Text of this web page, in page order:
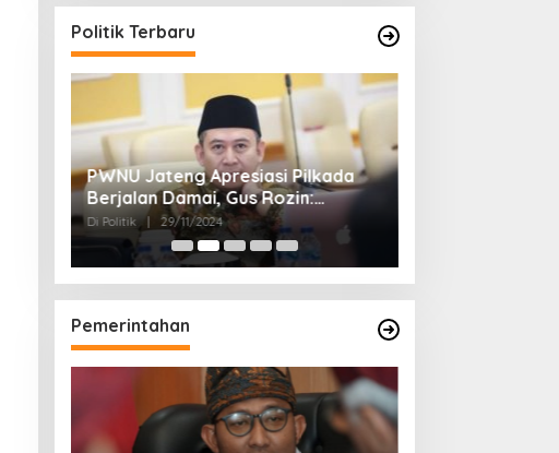
Politik Terbaru
PWNU Jateng Apresiasi Pilkada
Berjalan Damai, Gus Rozin:
Cerminan Kedewasaan Politik
Masyarakat
Di Politik | 29/11/2024
Pemerintahan